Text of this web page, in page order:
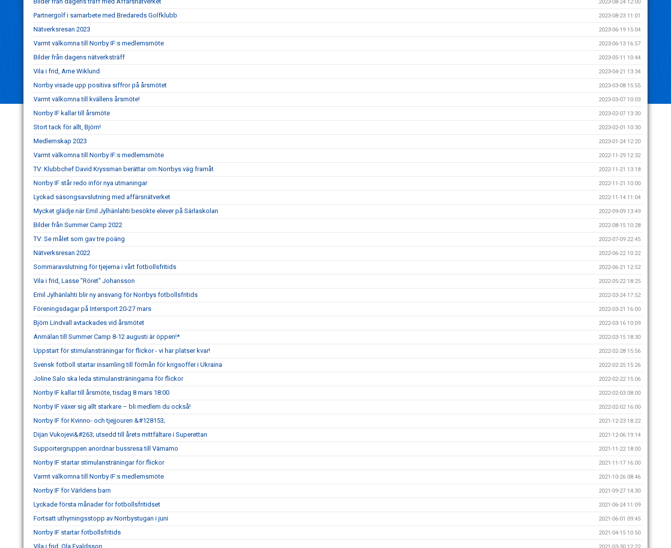
2023-08-24 12:00
Partnergolf i samarbete med Bredareds Golfklubb 2023-08-23 11:01
Nätverksresan 2023 2023-06-19 15:04
Varmt välkomna till Norrby IF:s medlemsmöte 2023-06-13 16:57
Bilder från dagens nätverksträff 2023-05-11 10:44
Vila i frid, Arne Wiklund 2023-04-21 13:34
Norrby visade upp positiva siffror på årsmötet 2023-03-08 15:55
Varmt välkomna till kvällens årsmöte! 2023-03-07 10:03
Norrby IF kallar till årsmöte 2023-02-07 13:30
Stort tack för allt, Björn! 2023-02-01 10:30
Medlemskap 2023 2023-01-24 12:20
Varmt välkomna till Norrby IF:s medlemsmöte 2022-11-29 12:32
TV: Klubbchef David Kryssman berättar om Norrbys väg framåt 2022-11-21 13:18
Norrby IF står redo inför nya utmaningar 2022-11-21 10:00
Lyckad säsongsavslutning med affärsnätverket 2022-11-14 11:04
Mycket glädje när Emil Jylhänlahti besökte elever på Särlaskolan 2022-09-09 13:49
Bilder från Summer Camp 2022 2022-08-15 10:28
TV: Se målet som gav tre poäng 2022-07-09 22:45
Nätverksresan 2022 2022-06-22 10:22
Sommaravslutning för tjejerna i vårt fotbollsfritids 2022-06-21 12:52
Vila i frid, Lasse "Röret" Johansson 2022-05-22 18:25
Emil Jylhänlahti blir ny ansvarig för Norrbys fotbollsfritids 2022-03-24 17:52
Föreningsdagar på Intersport 20-27 mars 2022-03-21 16:00
Björn Lindvall avtackades vid årsmötet 2022-03-16 10:09
Anmälan till Summer Camp 8-12 augusti är öppen!* 2022-03-15 18:30
Uppstart för stimulansträningar för flickor - vi har platser kvar! 2022-02-28 15:56
Svensk fotboll startar insamling till förmån för krigsoffer i Ukraina 2022-02-25 15:26
Joline Salo ska leda stimulansträningarna för flickor 2022-02-22 15:06
Norrby IF kallar till årsmöte, tisdag 8 mars 18:00 2022-02-03 08:00
Norrby IF växer sig allt starkare – bli medlem du också! 2022-02-02 16:00
Norrby IF för Kvinno- och tjejjouren &#128153; 2021-12-23 18:22
Dijan Vukojevi&#263; utsedd till årets mittfältare i Superettan 2021-12-06 19:14
Supportergruppen anordnar bussresa till Värnamo 2021-11-22 18:00
Norrby IF startar stimulansträningar för flickor 2021-11-17 16:00
Varmt välkomna till Norrby IF:s medlemsmöte 2021-10-26 08:46
Norrby IF för Världens barn 2021-09-27 14:30
Lyckade första månader för fotbollsfritidset 2021-06-24 11:09
Fortsatt uthyrningsstopp av Norrbystugan i juni 2021-06-01 09:45
Norrby IF startar fotbollsfritids 2021-04-15 10:50
Vila i frid, Ola Evaldsson